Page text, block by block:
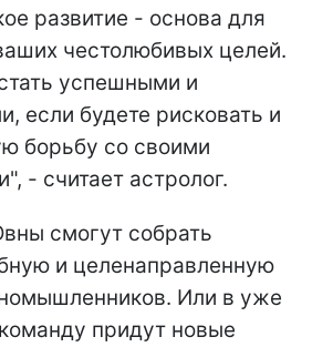
развитие - основа для
честолюбивых целей.
успешными и
если будете рисковать и
борьбу со своими
- считает астролог.
смогут собрать
и целенаправленную
Или в уже
придут новые